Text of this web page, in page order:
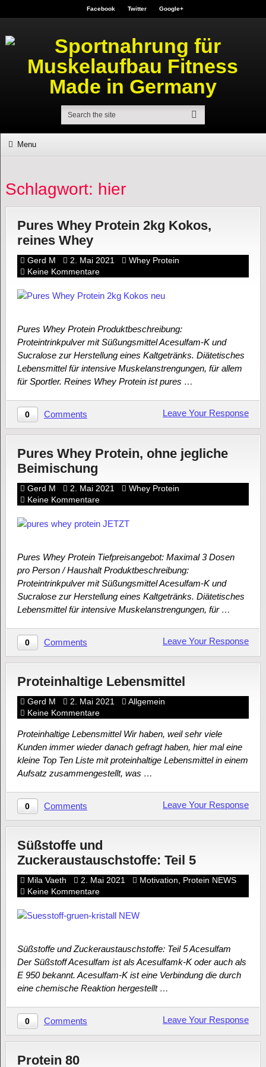
Facebook Twitter Google+
Menu
Schlagwort: hier
Pures Whey Protein 2kg Kokos,
reines Whey
Gerd M 2. Mai 2021
Whey Protein
Keine Kommentare
Pures Whey Protein Produktbeschreibung:
Proteintrinkpulver mit Süßungsmittel Acesulfam-K und
Sucralose zur Herstellung eines Kaltgetränks. Diätetisches
Lebensmittel für intensive Muskelanstrengungen, für allem
für Sportler. Reines Whey Protein ist pures …
0 Comments Leave Your Response
Pures Whey Protein, ohne jegliche
Beimischung
Gerd M 2. Mai 2021
Whey Protein
Keine Kommentare
Pures Whey Protein Tiefpreisangebot: Maximal 3 Dosen
pro Person / Haushalt Produktbeschreibung:
Proteintrinkpulver mit Süßungsmittel Acesulfam-K und
Sucralose zur Herstellung eines Kaltgetränks. Diätetisches
Lebensmittel für intensive Muskelanstrengungen, für …
0 Comments Leave Your Response
Proteinhaltige Lebensmittel
Gerd M 2. Mai 2021
Allgemein
Keine Kommentare
Proteinhaltige Lebensmittel Wir haben, weil sehr viele
Kunden immer wieder danach gefragt haben, hier mal eine
kleine Top Ten Liste mit proteinhaltige Lebensmittel in einem
Aufsatz zusammengestellt, was …
0 Comments Leave Your Response
Süßstoffe und
Zuckeraustauschstoffe: Teil 5
Mila Vaeth 2. Mai 2021 Motivation
Protein NEWS
Keine Kommentare
Süßstoffe und Zuckeraustauschstoffe: Teil 5 Acesulfam
Der Süßstoff Acesulfam ist als Acesulfamk-K oder auch als
E 950 bekannt. Acesulfam-K ist eine Verbindung die durch
eine chemische Reaktion hergestellt …
0 Comments Leave Your Response
Protein 80